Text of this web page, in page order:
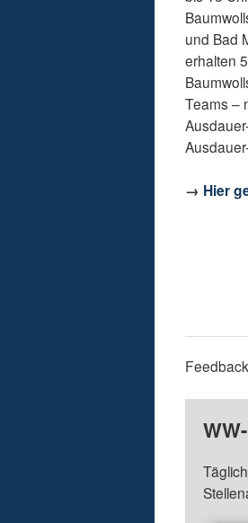
und Bad
erhalten
Teams –
→ Hier